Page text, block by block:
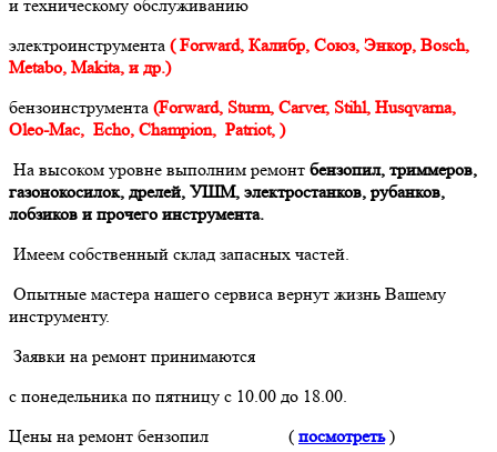
и техническому обслуживанию
электроинструмента ( Forward, Калибр, Союз, Энкор, Bosch,
Metabo, Makita, и др.)
бензоинструмента (Forward, Sturm, Carver, Stihl, Husqvarna,
Oleo-Mac, Echo, Champion, Patriot, )
На высоком уровне выполним ремонт бензопил, триммеров,
газонокосилок, дрелей, УШМ, электростанков, рубанков,
лобзиков и прочего инструмента.
Имеем собственный склад запасных частей.
Опытные мастера нашего сервиса вернут жизнь Вашему
инструменту.
Заявки на ремонт принимаются
с понедельника по пятницу с 10.00 до 18.00.
Цены на ремонт бензопил ( посмотреть)